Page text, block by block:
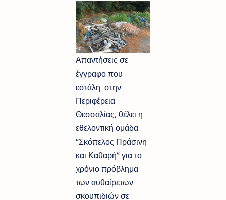
Απαντήσεις σε
έγγραφο που
εστάλη στην
Περιφέρεια
Θεσσαλίας, θέλει η
εθελοντική ομάδα
“Σκόπελος Πράσινη
και Καθαρή” για το
χρόνιο πρόβλημα
των αυθαίρετων
σκουπιδιών σε